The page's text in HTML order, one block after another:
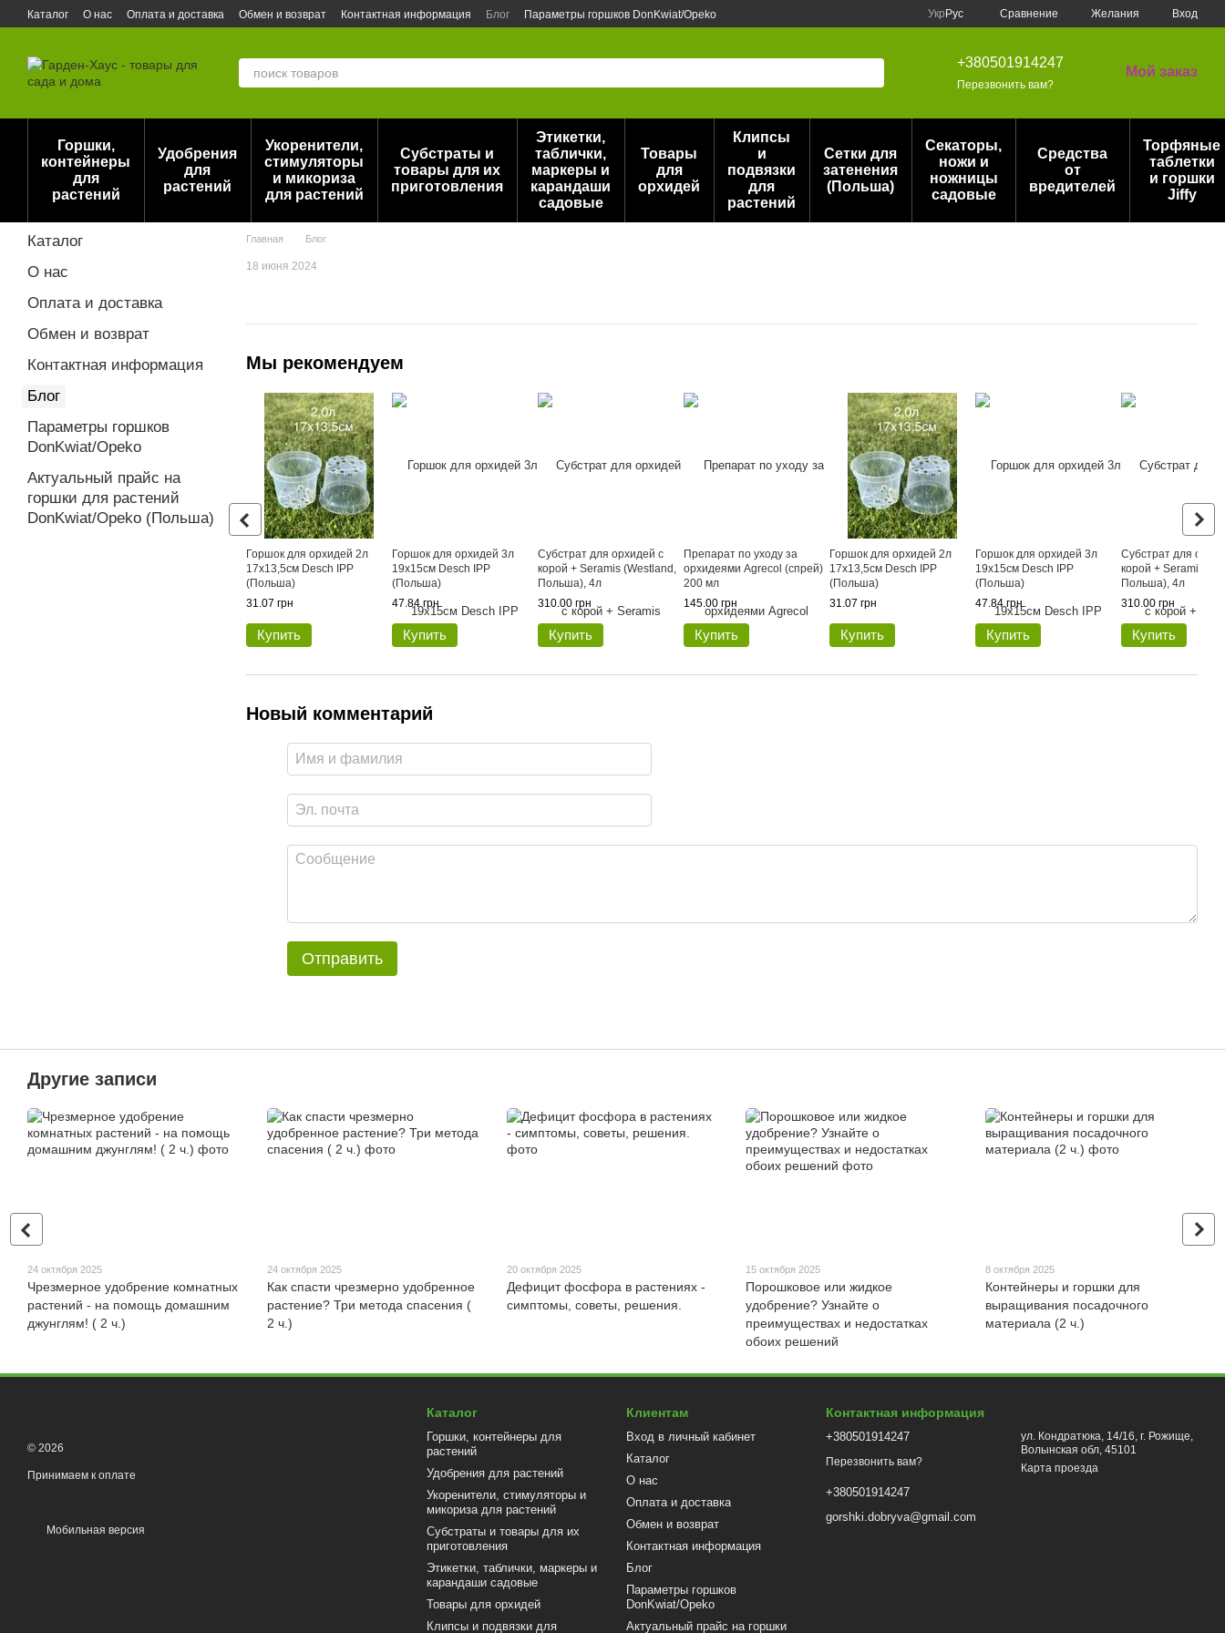
Перейти к основному контенту
Каталог О нас Оплата и доставка Обмен и возврат Контактная информация Блог
Параметры горшков DonKwiat/Opeko
Укр Рус Сравнение Желания Вход
+380501914247
Перезвонить вам?
Мой заказ
Горшки,
контейнеры
для
растений
Удобрения
для
растений
Укоренители,
стимуляторы
и микориза
для растений
Субстраты и
товары для их
приготовления
Этикетки,
таблички,
маркеры и
карандаши
садовые
Товары
для
орхидей
Клипсы
и
подвязки
для
растений
Сетки для
затенения
(Польша)
Секаторы,
ножи и
ножницы
садовые
Средства
от
вредителей
Торфяные
таблетки
и горшки
Jiffy
Главная Блог
18 июня 2024
Мы рекомендуем
Горшок для орхидей 2л
17х13,5см Desch IPP
(Польша)
31.07 грн
Купить
Горшок для орхидей 3л
19х15см Desch IPP
(Польша)
47.84 грн
Купить
Субстрат для орхидей с
корой + Seramis (Westland,
Польша), 4л
310.00 грн
Купить
Препарат по уходу за
орхидеями Agrecol (спрей)
200 мл
145.00 грн
Купить
Горшок для орхидей 2л
17х13,5см Desch IPP
(Польша)
31.07 грн
Купить
Горшок для орхидей 3л
19х15см Desch IPP
(Польша)
47.84 грн
Купить
Субстрат для
корой + Seramis
Польша), 4л
310.00 грн
Купить
Новый комментарий
Отправить
Каталог
О нас
Оплата и доставка
Обмен и возврат
Контактная информация
Блог
Параметры горшков
DonKwiat/Opeko
Актуальный прайс на
горшки для растений
DonKwiat/Opeko (Польша)
Другие записи
24 октября 2025
Чрезмерное удобрение комнатных
растений - на помощь домашним
джунглям! ( 2 ч.)
24 октября 2025
Как спасти чрезмерно удобренное
растение? Три метода спасения (
2 ч.)
20 октября 2025
Дефицит фосфора в растениях -
симптомы, советы, решения.
15 октября 2025
Порошковое или жидкое
удобрение? Узнайте о
преимуществах и недостатках
обоих решений
8 октября 2025
Контейнеры и горшки для
выращивания посадочного
материала (2 ч.)
© 2026
Принимаем к оплате
Мобильная версия
Каталог
Горшки, контейнеры для
растений
Удобрения для растений
Укоренители, стимуляторы и
микориза для растений
Субстраты и товары для их
приготовления
Этикетки, таблички, маркеры и
карандаши садовые
Товары для орхидей
Клипсы и подвязки для
Клиентам
Вход в личный кабинет
Каталог
О нас
Оплата и доставка
Обмен и возврат
Контактная информация
Блог
Параметры горшков
DonKwiat/Opeko
Актуальный прайс на горшки
Контактная информация
+380501914247
Перезвонить вам?
+380501914247
gorshki.dobryva@gmail.com
ул. Кондратюка, 14/16, г. Рожище,
Волынская обл, 45101
Карта проезда